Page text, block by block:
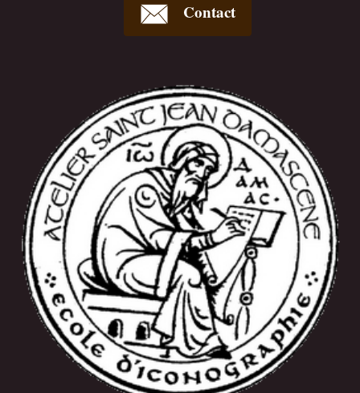
Contact